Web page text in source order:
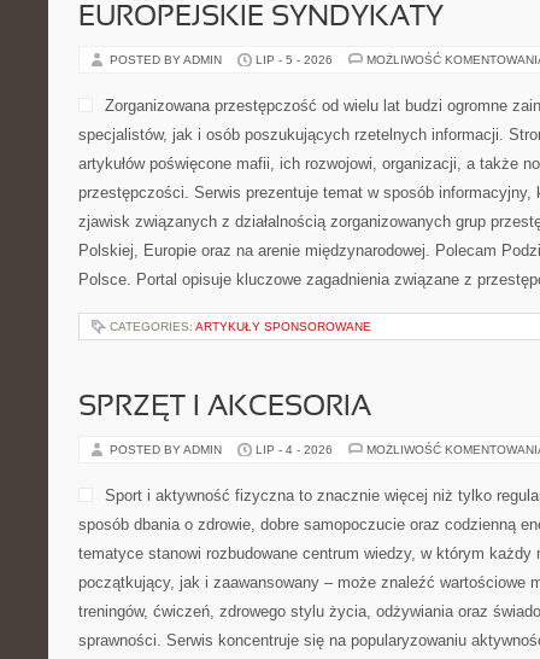
EUROPEJSKIE SYNDYKATY
POSTED BY ADMIN LIP - 5 - 2026 MOŻLIWOŚĆ
Zorganizowana przestępczość od wielu lat budzi ogromne
specjalistów, jak i osób poszukujących rzetelnych informacji.
artykułów poświęcone mafii, ich rozwojowi, organizacji, a także
przestępczości. Serwis prezentuje temat w sposób informacyjny,
zjawisk związanych z działalnością zorganizowanych grup
Polskiej, Europie oraz na arenie międzynarodowej. Polecam
Polsce. Portal opisuje kluczowe zagadnienia związane z
CATEGORIES: ARTYKUŁY SPONSOROWANE
SPRZĘT I AKCESORIA
POSTED BY ADMIN LIP - 4 - 2026 MOŻLIWOŚĆ
Sport i aktywność fizyczna to znacznie więcej niż tylko
sposób dbania o zdrowie, dobre samopoczucie oraz codzienną
tematyce stanowi rozbudowane centrum wiedzy, w którym każdy
początkujący, jak i zaawansowany – może znaleźć wartościowe
treningów, ćwiczeń, zdrowego stylu życia, odżywiania oraz
sprawności. Serwis koncentruje się na popularyzowaniu